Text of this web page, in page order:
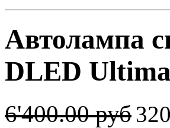
Автолампа
DLED
6'400.00 руб